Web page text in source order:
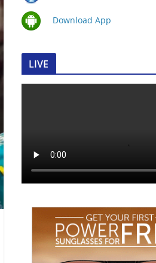
Download App
LIVE